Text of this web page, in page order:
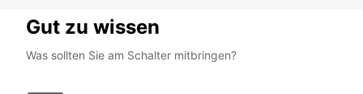
Gut zu wissen
Was sollten Sie am Schalter mitbringen?